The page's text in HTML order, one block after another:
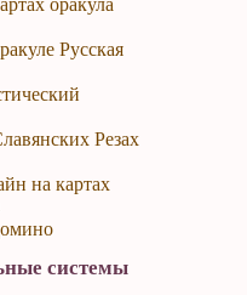
Русская
Резах
на картах
системы